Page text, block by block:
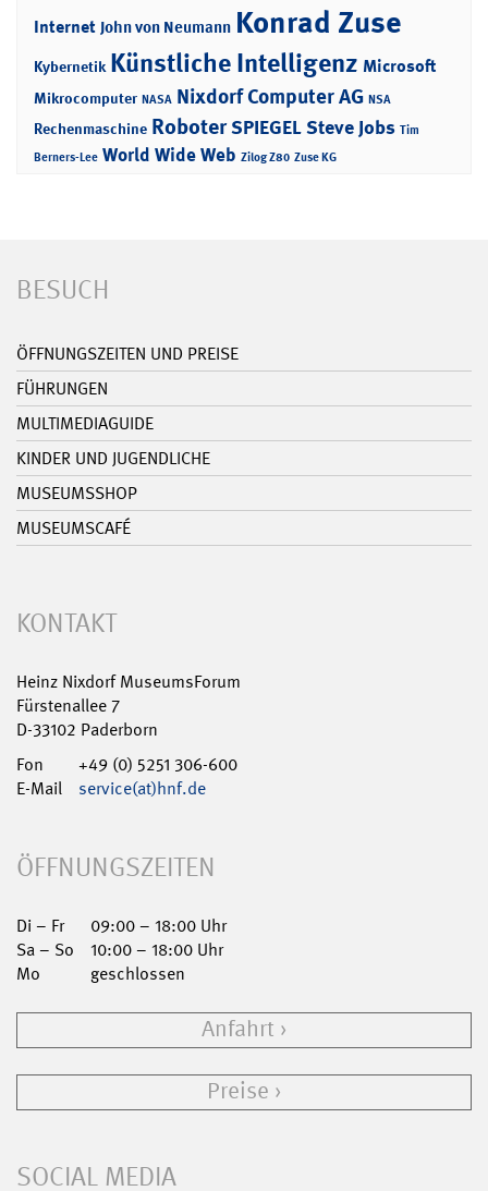
Internet John von Neumann Konrad Zuse
Kybernetik Künstliche Intelligenz Microsoft
Mikrocomputer NASA Nixdorf Computer AG NSA
Rechenmaschine RoboterSPIEGELSteve Jobs Tim
Berners-Lee World Wide Web Zilog Z80 Zuse KG
BESUCH
ÖFFNUNGSZEITEN UND PREISE
FÜHRUNGEN
MULTIMEDIAGUIDE
KINDER UND JUGENDLICHE
MUSEUMSSHOP
MUSEUMSCAFÉ
KONTAKT
Heinz Nixdorf MuseumsForum
Fürstenallee 7
D-33102 Paderborn
Fon
+49 (0) 5251 306-600
E-Mail
service(at)hnf.de
ÖFFNUNGSZEITEN
Di – Fr
09:00 – 18:00 Uhr
Sa – So
10:00 – 18:00 Uhr
Mo
geschlossen
Anfahrt
Preise
SOCIAL MEDIA